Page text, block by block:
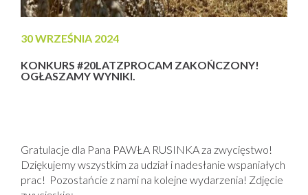
30 WRZEŚNIA 2024
KONKURS #20LATZPROCAM ZAKOŃCZONY!
OGŁASZAMY WYNIKI.
Gratulacje dla Pana PAWŁA RUSINKA za zwycięstwo!
Dziękujemy wszystkim za udział i nadesłanie wspaniałych
prac! Pozostańcie z nami na kolejne wydarzenia! Zdjęcie